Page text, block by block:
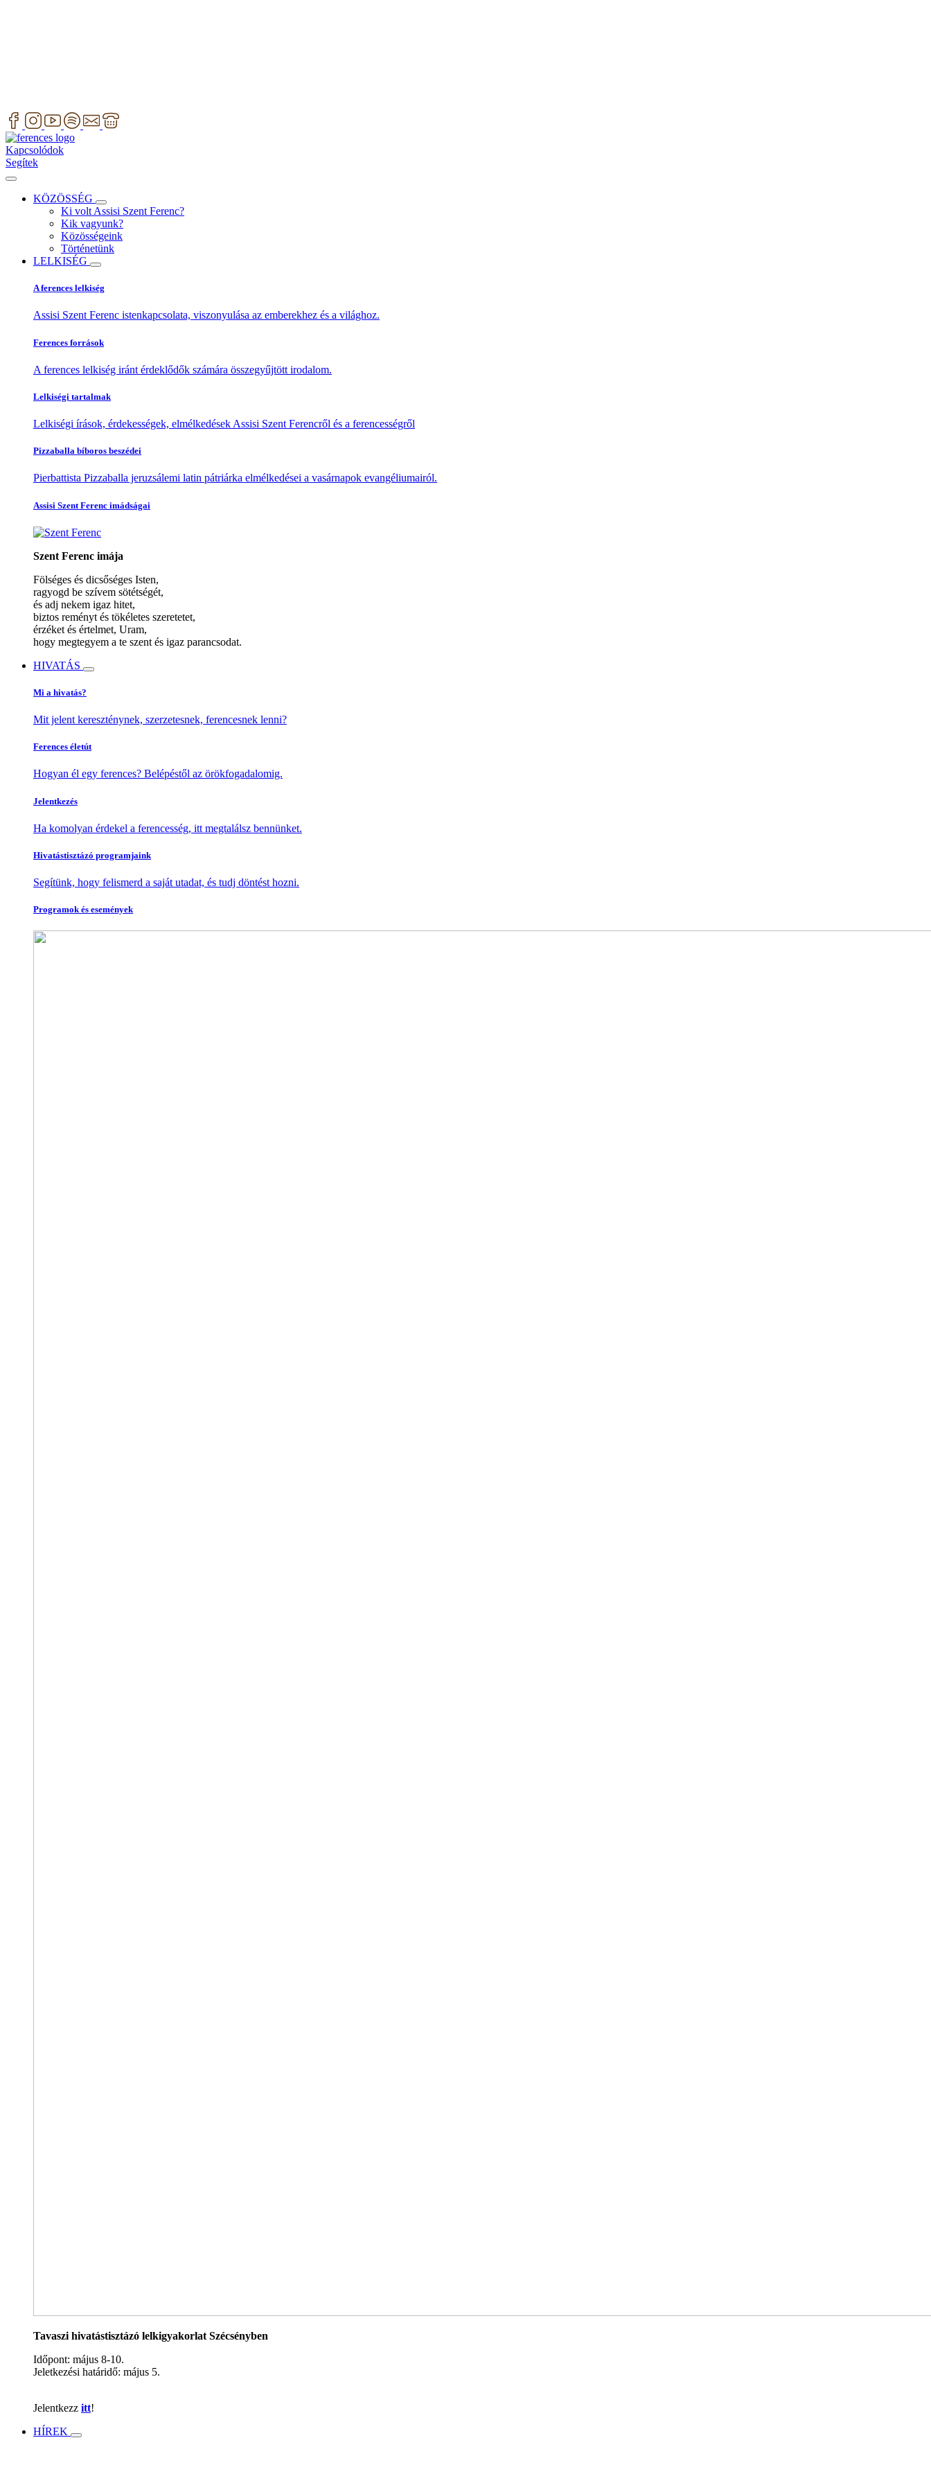
Kapcsolódok
Segítek
KÖZÖSSÉG
Ki volt Assisi Szent Ferenc?
Kik vagyunk?
Közösségeink
Történetünk
LELKISÉG
A ferences lelkiség
Assisi Szent Ferenc istenkapcsolata, viszonyulása az emberekhez és a világhoz.
Ferences források
A ferences lelkiség iránt érdeklődők számára összegyűjtött irodalom.
Lelkiségi tartalmak
Lelkiségi írások, érdekességek, elmélkedések Assisi Szent Ferencről és a ferencességről
Pizzaballa bíboros beszédei
Pierbattista Pizzaballa jeruzsálemi latin pátriárka elmélkedései a vasárnapok evangéliumairól.
Assisi Szent Ferenc imádságai
Szent Ferenc imája
Fölséges és dicsőséges Isten,
ragyogd be szívem sötétségét,
és adj nekem igaz hitet,
biztos reményt és tökéletes szeretetet,
érzéket és értelmet, Uram,
hogy megtegyem a te szent és igaz parancsodat.
HIVATÁS
Mi a hivatás?
Mit jelent kereszténynek, szerzetesnek, ferencesnek lenni?
Ferences életút
Hogyan él egy ferences? Belépéstől az örökfogadalomig.
Jelentkezés
Ha komolyan érdekel a ferencesség, itt megtalálsz bennünket.
Hivatástisztázó programjaink
Segítünk, hogy felismerd a saját utadat, és tudj döntést hozni.
Programok és események
Tavaszi hivatástisztázó lelkigyakorlat Szécsényben
Időpont: május 8-10.
Jeletkezési határidő: május 5.
Jelentkezz itt!
HÍREK